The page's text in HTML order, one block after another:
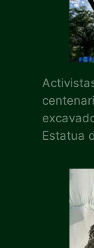
Estatua